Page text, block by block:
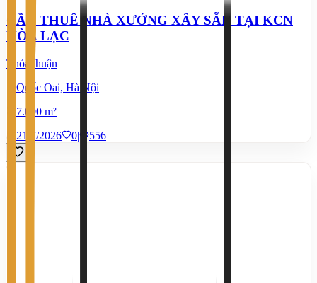
CẦN THUÊ NHÀ XƯỞNG XÂY SẴN TẠI KCN
HÒA LẠC
Thỏa thuận
Quốc Oai, Hà Nội
7.000 m²
21/7/2026
0| 556